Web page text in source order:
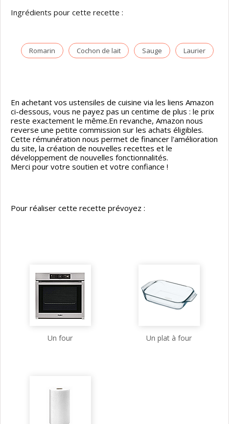
Ingrédients pour cette recette :
Romarin Cochon de lait Sauge Laurier
En achetant vos ustensiles de cuisine via les liens Amazon
ci-dessous, vous ne payez pas un centime de plus : le prix
reste exactement le même.En revanche, Amazon nous
reverse une petite commission sur les achats éligibles.
Cette rémunération nous permet de financer l'amélioration
du site, la création de nouvelles recettes et le
développement de nouvelles fonctionnalités.
Merci pour votre soutien et votre confiance !
Pour réaliser cette recette prévoyez :
Un four Un plat à four